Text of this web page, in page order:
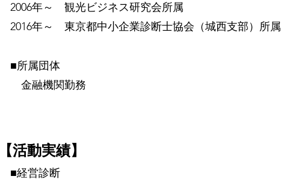
2006年～ 観光ビジネス研究会所属
2016年～ 東京都中小企業診断士協会（城西支部）所属
■所属団体
金融機関勤務
【活動実績】
■経営診断